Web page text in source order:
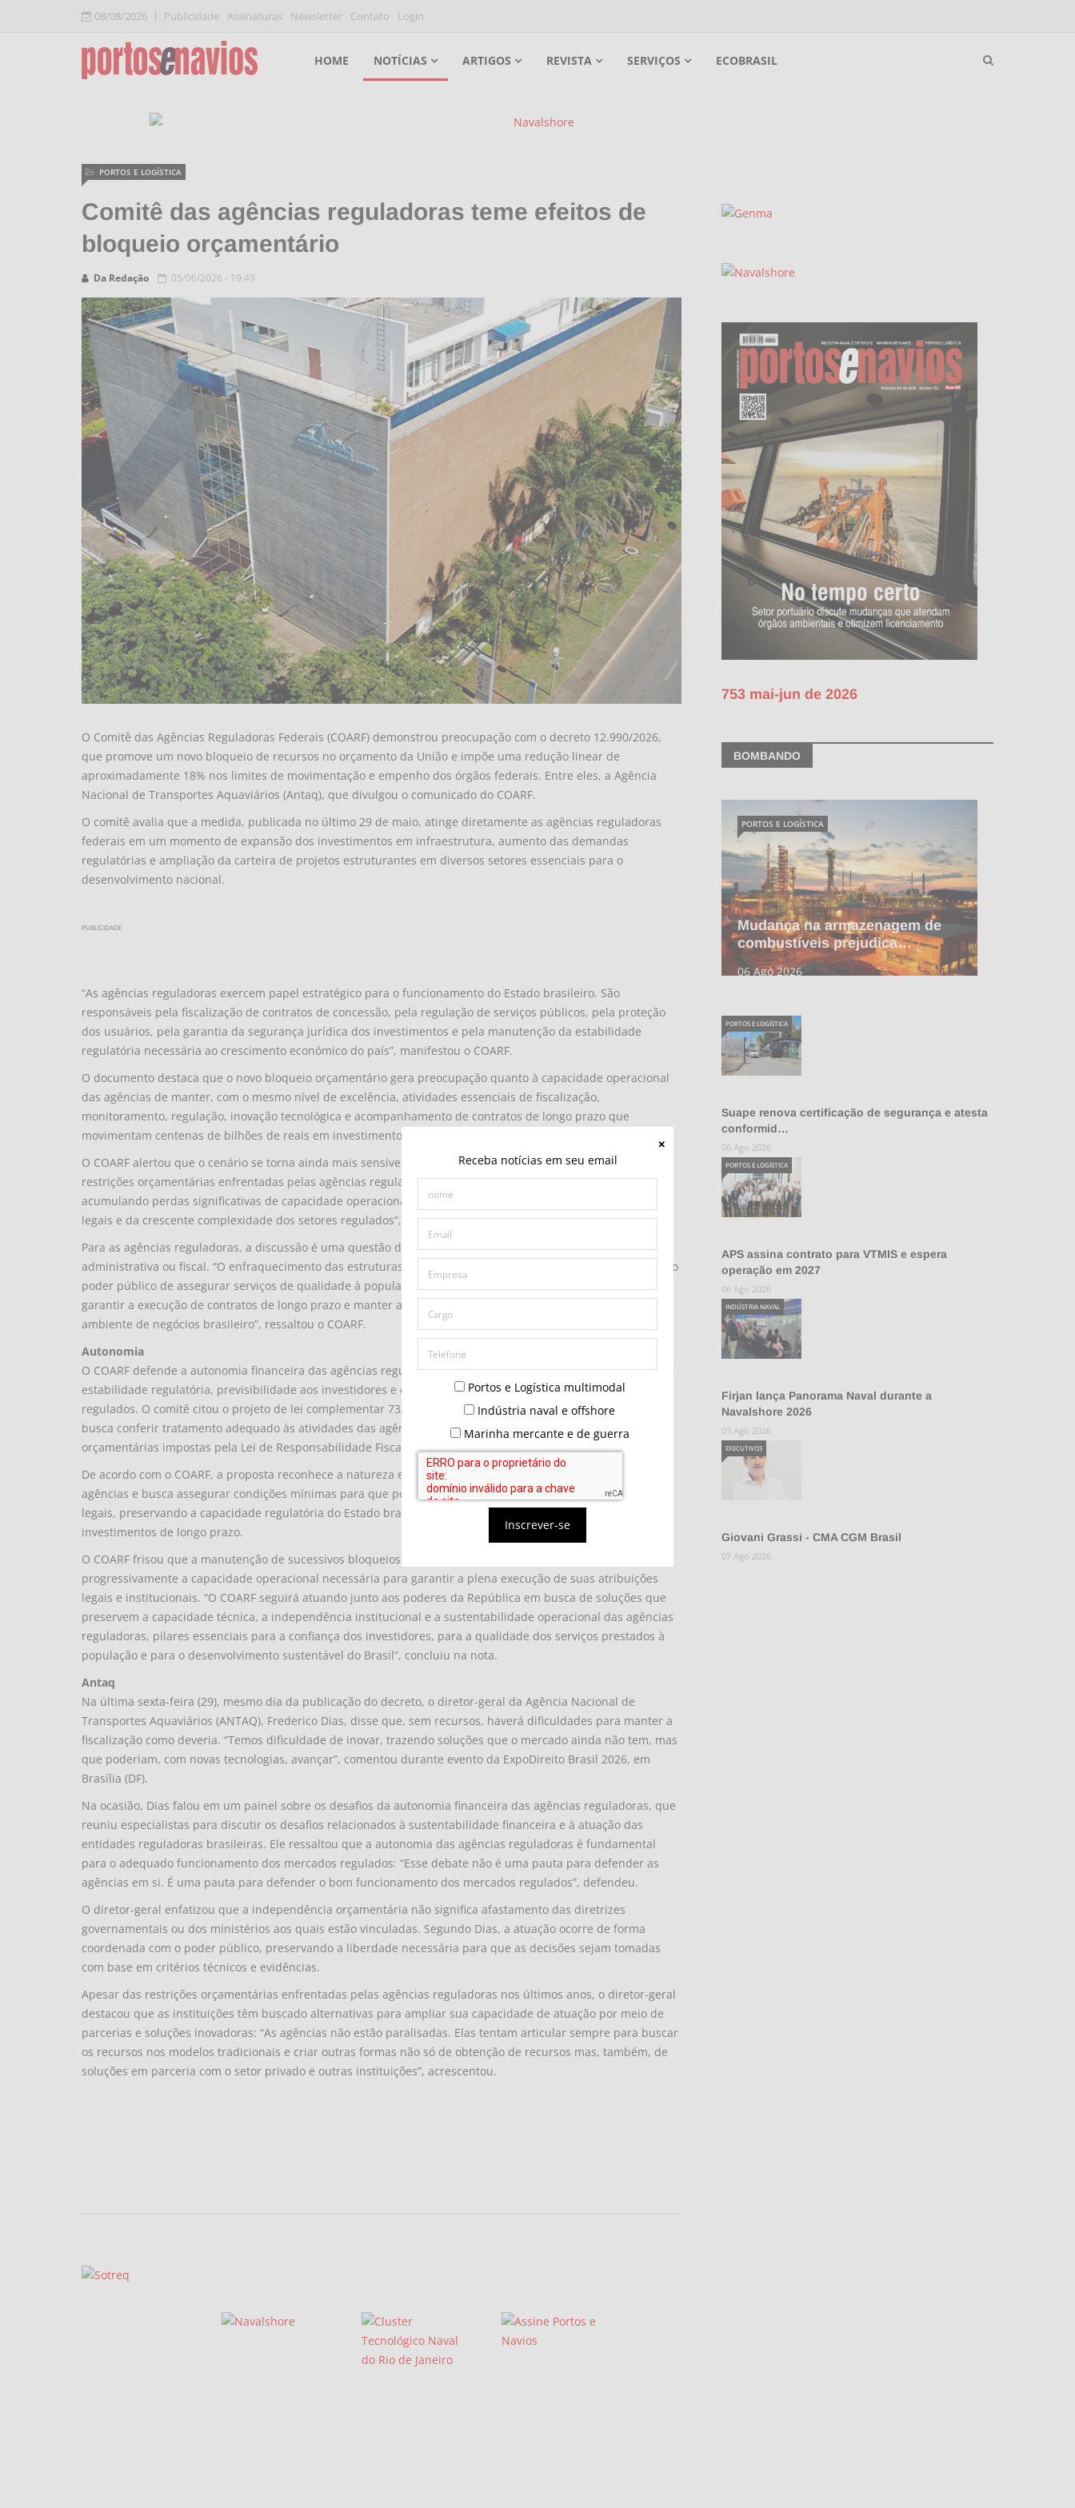
Receba notícias em seu email
Portos e Logística multimodal
Indústria naval e offshore
Marinha mercante e de guerra
Inscrever-se
08/08/2026 Publicidade Assinaturas Newsletter Contato Login
HOME NOTÍCIAS ARTIGOS REVISTA SERVIÇOS ECOBRASIL
Comitê das agências reguladoras teme efeitos de
bloqueio orçamentário
Da Redação
PORTOS E LOGÍSTICA
05/06/2026 - 19:49
O Comitê das Agências Reguladoras Federais (COARF) demonstrou preocupação com o decreto 12.990/2026,
que promove um novo bloqueio de recursos no orçamento da União e impõe uma redução linear de
aproximadamente 18% nos limites de movimentação e empenho dos órgãos federais. Entre eles, a Agência
Nacional de Transportes Aquaviários (Antaq), que divulgou o comunicado do COARF.
O comitê avalia que a medida, publicada no último 29 de maio, atinge diretamente as agências reguladoras
federais em um momento de expansão dos investimentos em infraestrutura, aumento das demandas
regulatórias e ampliação da carteira de projetos estruturantes em diversos setores essenciais para o
desenvolvimento nacional.
PUBLICIDADE
“As agências reguladoras exercem papel estratégico para o funcionamento do Estado brasileiro. São
responsáveis pela fiscalização de contratos de concessão, pela regulação de serviços públicos, pela proteção
dos usuários, pela garantia da segurança jurídica dos investimentos e pela manutenção da estabilidade
regulatória necessária ao crescimento econômico do país”, manifestou o COARF.
O documento destaca que o novo bloqueio orçamentário gera preocupação quanto à capacidade operacional
das agências de manter, com o mesmo nível de excelência, atividades essenciais de fiscalização,
monitoramento, regulação, inovação tecnológica e acompanhamento de contratos de longo prazo que
movimentam centenas de bilhões de reais em investimentos privados.
O COARF alertou que o cenário se torna ainda mais sensível diante do histórico recente de sucessivas
restrições orçamentárias enfrentadas pelas agências reguladoras. “Nos últimos anos, essas instituições vêm
acumulando perdas significativas de capacidade operacional, mesmo diante do aumento de suas atribuições
legais e da crescente complexidade dos setores regulados”, salientou.
Para as agências reguladoras, a discussão é uma questão de Estado, que não se limita a uma questão
administrativa ou fiscal. “O enfraquecimento das estruturas regulatórias impacta diretamente a capacidade do
poder público de assegurar serviços de qualidade à população, preservar a confiança dos investidores,
garantir a execução de contratos de longo prazo e manter a previsibilidade regulatória indispensável para o
ambiente de negócios brasileiro”, ressaltou o COARF.
Autonomia
O COARF defende a autonomia financeira das agências reguladoras como condição necessária para assegurar
estabilidade regulatória, previsibilidade aos investidores e qualidade na prestação dos serviços públicos
regulados. O comitê citou o projeto de lei complementar 73/2025, atualmente em tramitação no Senado, que
busca conferir tratamento adequado às atividades das agências reguladoras quanto às limitações
orçamentárias impostas pela Lei de Responsabilidade Fiscal.
De acordo com o COARF, a proposta reconhece a natureza estratégica das atividades desempenhadas pelas
agências e busca assegurar condições mínimas para que possam exercer plenamente suas competências
legais, preservando a capacidade regulatória do Estado brasileiro e a segurança jurídica necessária aos
investimentos de longo prazo.
O COARF frisou que a manutenção de sucessivos bloqueios orçamentários pode comprometer
progressivamente a capacidade operacional necessária para garantir a plena execução de suas atribuições
legais e institucionais. “O COARF seguirá atuando junto aos poderes da República em busca de soluções que
preservem a capacidade técnica, a independência institucional e a sustentabilidade operacional das agências
reguladoras, pilares essenciais para a confiança dos investidores, para a qualidade dos serviços prestados à
população e para o desenvolvimento sustentável do Brasil”, concluiu na nota.
Antaq
Na última sexta-feira (29), mesmo dia da publicação do decreto, o diretor-geral da Agência Nacional de
Transportes Aquaviários (ANTAQ), Frederico Dias, disse que, sem recursos, haverá dificuldades para manter a
fiscalização como deveria. “Temos dificuldade de inovar, trazendo soluções que o mercado ainda não tem, mas
que poderiam, com novas tecnologias, avançar”, comentou durante evento da ExpoDireito Brasil 2026, em
Brasília (DF).
Na ocasião, Dias falou em um painel sobre os desafios da autonomia financeira das agências reguladoras, que
reuniu especialistas para discutir os desafios relacionados à sustentabilidade financeira e à atuação das
entidades reguladoras brasileiras. Ele ressaltou que a autonomia das agências reguladoras é fundamental
para o adequado funcionamento dos mercados regulados: “Esse debate não é uma pauta para defender as
agências em si. É uma pauta para defender o bom funcionamento dos mercados regulados”, defendeu.
O diretor-geral enfatizou que a independência orçamentária não significa afastamento das diretrizes
governamentais ou dos ministérios aos quais estão vinculadas. Segundo Dias, a atuação ocorre de forma
coordenada com o poder público, preservando a liberdade necessária para que as decisões sejam tomadas
com base em critérios técnicos e evidências.
Apesar das restrições orçamentárias enfrentadas pelas agências reguladoras nos últimos anos, o diretor-geral
destacou que as instituições têm buscado alternativas para ampliar sua capacidade de atuação por meio de
parcerias e soluções inovadoras: “As agências não estão paralisadas. Elas tentam articular sempre para buscar
os recursos nos modelos tradicionais e criar outras formas não só de obtenção de recursos mas, também, de
soluções em parceria com o setor privado e outras instituições”, acrescentou.
753 mai-jun de 2026
BOMBANDO
Mudança na armazenagem de
combustíveis prejudica…
06 Ago 2026
PORTOS E LOGÍSTICA
Suape renova certificação de segurança e atesta
conformid…
PORTOS E LOGÍSTICA
06 Ago 2026
APS assina contrato para VTMIS e espera
operação em 2027
PORTOS E LOGÍSTICA
06 Ago 2026
Firjan lança Panorama Naval durante a
Navalshore 2026
INDÚSTRIA NAVAL
03 Ago 2026
Giovani Grassi - CMA CGM Brasil
EXECUTIVOS
07 Ago 2026